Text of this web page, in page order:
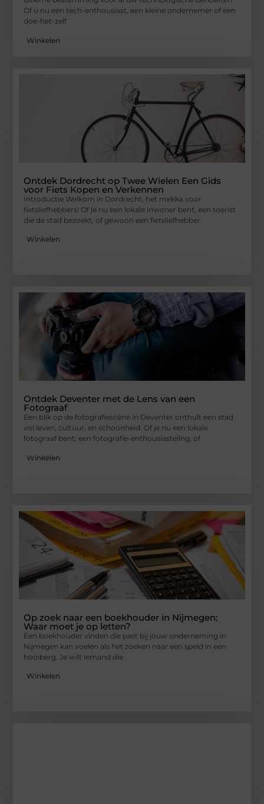
Of u nu een tech-enthousiast, een kleine ondernemer of een
doe-het-zelf
Winkelen
Ontdek Dordrecht op Twee Wielen Een Gids
voor Fiets Kopen en Verkennen
Introductie Welkom in Dordrecht, het mekka voor
fietsliefhebbers! Of je nu een lokale inwoner bent, een toerist
die de stad bezoekt, of gewoon een fietsliefhebber
Winkelen
Ontdek Deventer met de Lens van een
Fotograaf
Een blik op de fotografiescène in Deventer onthult een stad
vol leven, cultuur, en schoonheid. Of je nu een lokale
fotograaf bent, een fotografie-enthousiasteling, of
Winkelen
Op zoek naar een boekhouder in Nijmegen:
Waar moet je op letten?
Een boekhouder vinden die past bij jouw onderneming in
Nijmegen kan voelen als het zoeken naar een speld in een
hooiberg. Je wilt iemand die
Winkelen